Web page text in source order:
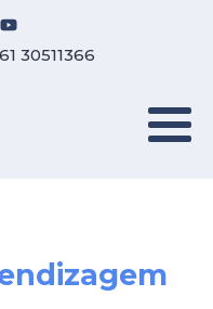
61 30511366